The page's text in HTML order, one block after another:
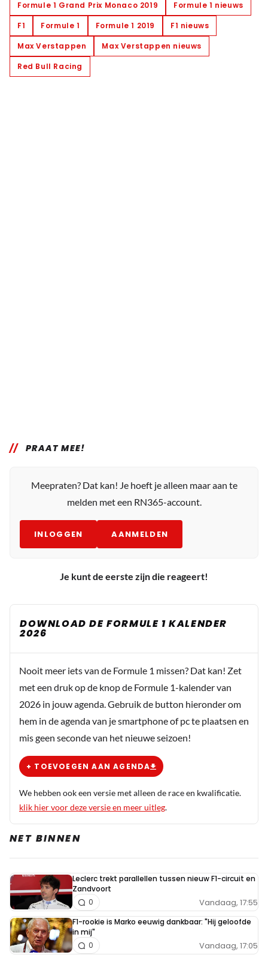
Formule 1 Grand Prix Monaco 2019
Formule 1 nieuws
F1
Formule 1 Formule 1 2019
F1 nieuws
Max Verstappen
Max Verstappen nieuws
Red Bull Racing
PRAAT MEE!
Meepraten? Dat kan! Je hoeft je alleen maar aan te
melden met een RN365-account.
INLOGGEN AANMELDEN
Je kunt de eerste zijn die reageert!
DOWNLOAD DE FORMULE 1 KALENDER
2026
Nooit meer iets van de Formule 1 missen? Dat kan! Zet
met een druk op de knop de Formule 1-kalender van
2026 in jouw agenda. Gebruik de button hieronder om
hem in de agenda van je smartphone of pc te plaatsen en
mis geen seconde van het nieuwe seizoen!
+ TOEVOEGEN AAN AGENDA
We hebben ook een versie met alleen de race en kwalificatie.
klik hier voor deze versie en meer uitleg.
NET BINNEN
Leclerc trekt parallellen tussen nieuw F1-circuit en
Zandvoort
Vandaag, 17:55
0
F1-rookie is Marko eeuwig dankbaar: "Hij geloofde
in mij"
Vandaag, 17:05
0